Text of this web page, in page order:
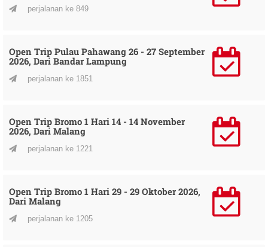
perjalanan ke 849
Open Trip Pulau Pahawang 26 - 27 September
2026, Dari Bandar Lampung
perjalanan ke 1851
Open Trip Bromo 1 Hari 14 - 14 November
2026, Dari Malang
perjalanan ke 1221
Open Trip Bromo 1 Hari 29 - 29 Oktober 2026,
Dari Malang
perjalanan ke 1205